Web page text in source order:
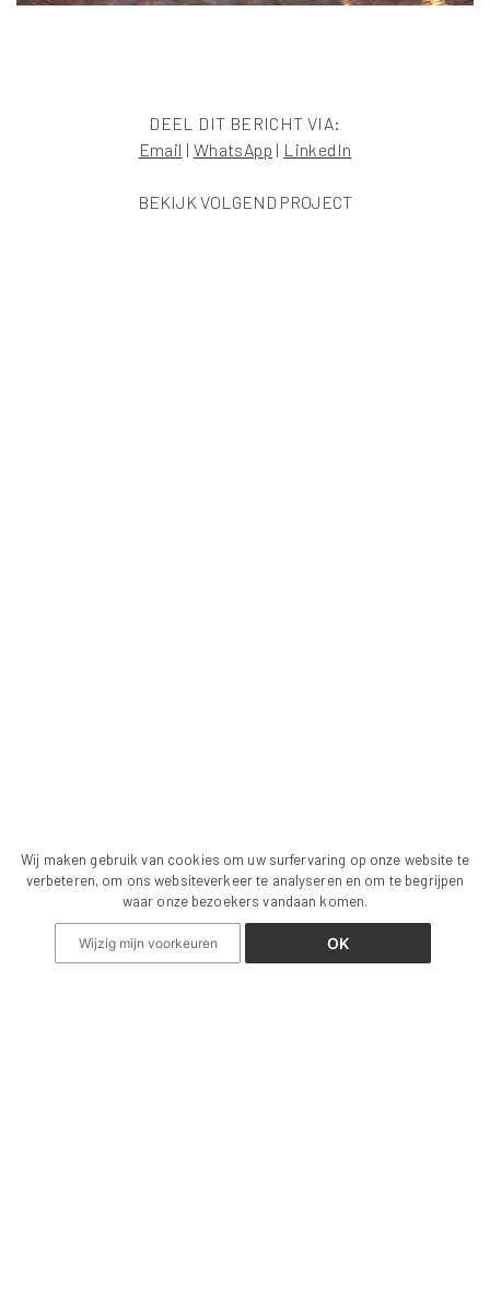
Wij maken gebruik van cookies om uw surfervaring op onze website te
verbeteren, om ons websiteverkeer te analyseren en om te begrijpen
waar onze bezoekers vandaan komen.
OK
Wijzig mijn voorkeuren
DEEL DIT BERICHT VIA:
Email | WhatsApp | LinkedIn
BEKIJK VOLGEND PROJECT